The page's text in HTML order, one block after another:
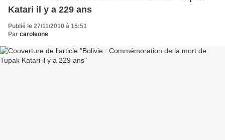
Katari il y a 229 ans
Publié le 27/11/2010 à 15:51
Par caroleone